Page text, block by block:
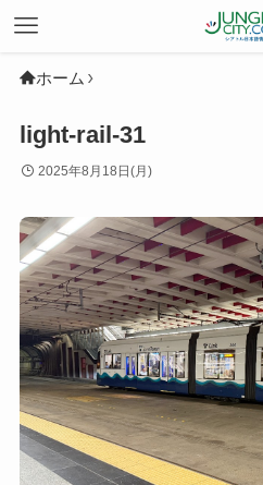
ホーム
light-rail-31
2025年8月18日(月)